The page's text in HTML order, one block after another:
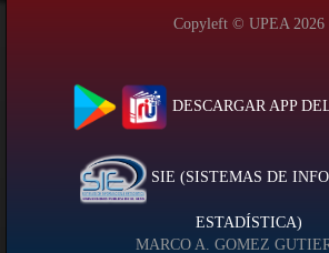
Copyleft © UPEA 2026
DESCARGAR APP
SIE (SISTEMAS DE
ESTADÍSTICA)
MARCO A. GOMEZ